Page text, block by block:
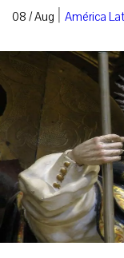
08 / Aug | América